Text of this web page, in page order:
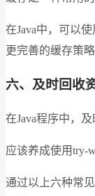
在Java中，可以
更完善的缓存策
六、及时回收
在Java程序中，
应该养成使用try-
通过以上六种常